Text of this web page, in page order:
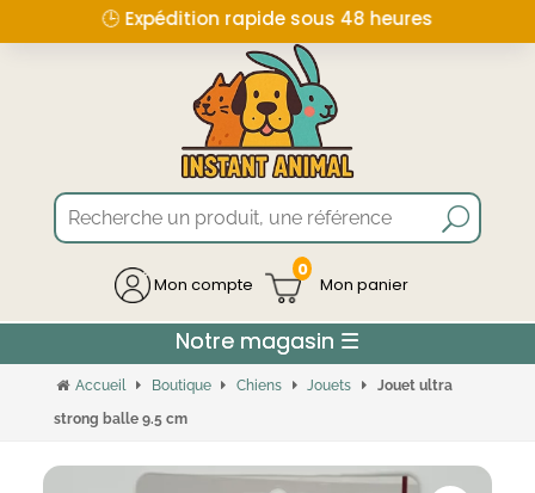
🕒 Expédition rapide sous 48 heures
Mon compte
0
Accueil Boutique Chiens Jouets
Jouet ultra
strong balle 9.5 cm